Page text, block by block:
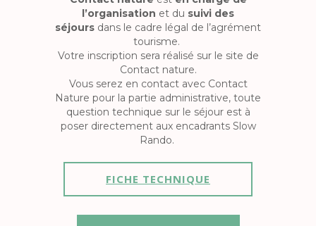
l’organisation et du suivi des
séjours dans le cadre légal de l’agrément
tourisme.
Votre inscription sera réalisé sur le site de
Contact nature.
Vous serez en contact avec Contact
Nature pour la partie administrative, toute
question technique sur le séjour est à
poser directement aux encadrants Slow
Rando.
FICHE TECHNIQUE